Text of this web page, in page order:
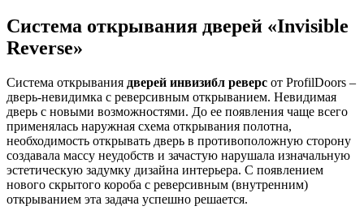
Система открывания дверей «Invisible
Reverse»
Система открывания дверей инвизибл реверс от ProfilDoors –
дверь-невидимка с реверсивным открыванием. Невидимая
дверь с новыми возможностями. До ее появления чаще всего
применялась наружная схема открывания полотна,
необходимость открывать дверь в противоположную сторону
создавала массу неудобств и зачастую нарушала изначальную
эстетическую задумку дизайна интерьера. С появлением
нового скрытого короба с реверсивным (внутренним)
открыванием эта задача успешно решается.